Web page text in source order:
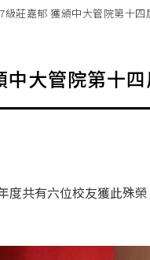
級莊嘉郁 獲頒中大管院第十四
大管院第十
共有六位校友獲此殊